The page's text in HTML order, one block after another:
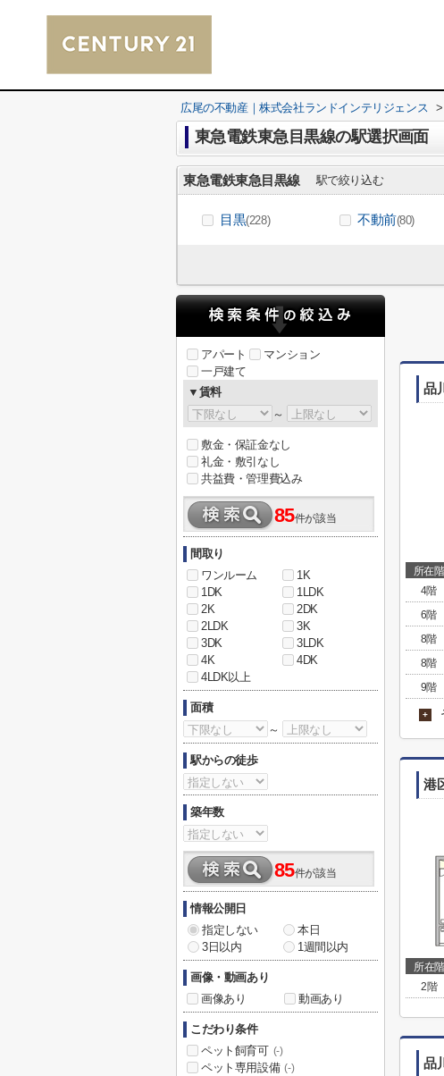
広尾の不動産｜株式会社ランドインテリジェンス >
東急電鉄東急目黒線の駅選択画面
東急電鉄東急目黒線 駅で絞り込む
目黒(228) 不動前(80)
品
所在階
4階
6階
8階
8階
9階
+
港
所在階
2階
品
アパート
マンション
一戸建て
▼賃料
～
敷金・保証金なし
礼金・敷引なし
共益費・管理費込み
85件が該当
間取り
ワンルーム
1K
1DK
1LDK
2K
2DK
2LDK
3K
3DK
3LDK
4K
4DK
4LDK以上
面積
～
駅からの徒歩
築年数
85件が該当
情報公開日
指定しない
本日
3日以内
1週間以内
画像・動画あり
画像あり
動画あり
こだわり条件
ペット飼育可 (-)
ペット専用設備 (-)